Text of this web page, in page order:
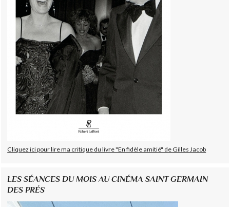
Cliquez ici pour lire ma critique du livre "En fidèle amitié" de Gilles Jacob
LES SÉANCES DU MOIS AU CINÉMA SAINT GERMAIN
DES PRÉS